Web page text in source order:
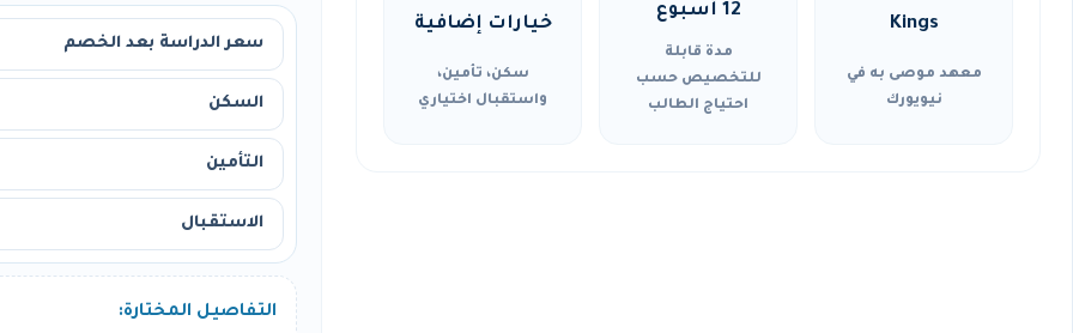
Kings
معهد موصى به في
نيويورك
12 أسبوع
مدة قابلة
للتخصيص حسب
احتياج الطالب
خيارات إضافية
سكن، تأمين،
واستقبال اختياري
سعر الدراسة بعد الخصم
السكن
التأمين
الاستقبال
التفاصيل المختارة: